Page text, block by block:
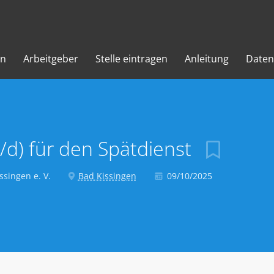
Arbeitgeber Stelle eintragen Anleitung
für den Spätdienst
e. V. Bad Kissingen 09/10/2025